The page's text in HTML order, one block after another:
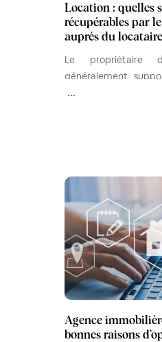
Location : quelles
récupérables par
auprès du
Le propriétaire
généralement
dont certaines
...
Agence
bonnes raisons